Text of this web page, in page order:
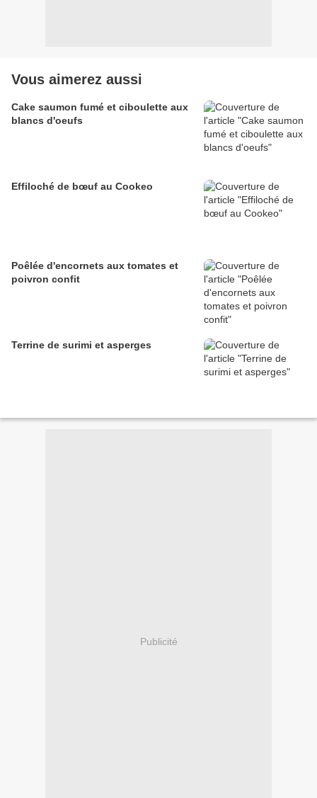
Vous aimerez aussi
Cake saumon fumé et ciboulette aux
blancs d'oeufs
Effiloché de bœuf au Cookeo
Poêlée d'encornets aux tomates et
poivron confit
Terrine de surimi et asperges
Publicité